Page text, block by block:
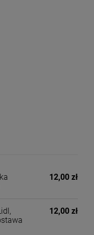
płatności
12,00 zł
12,00 zł